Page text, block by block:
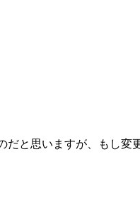
だと思いますが、もし変